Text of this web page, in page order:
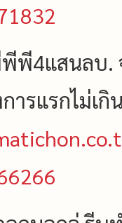
พี4แสนลบ.
ารแรกไม่เกิ